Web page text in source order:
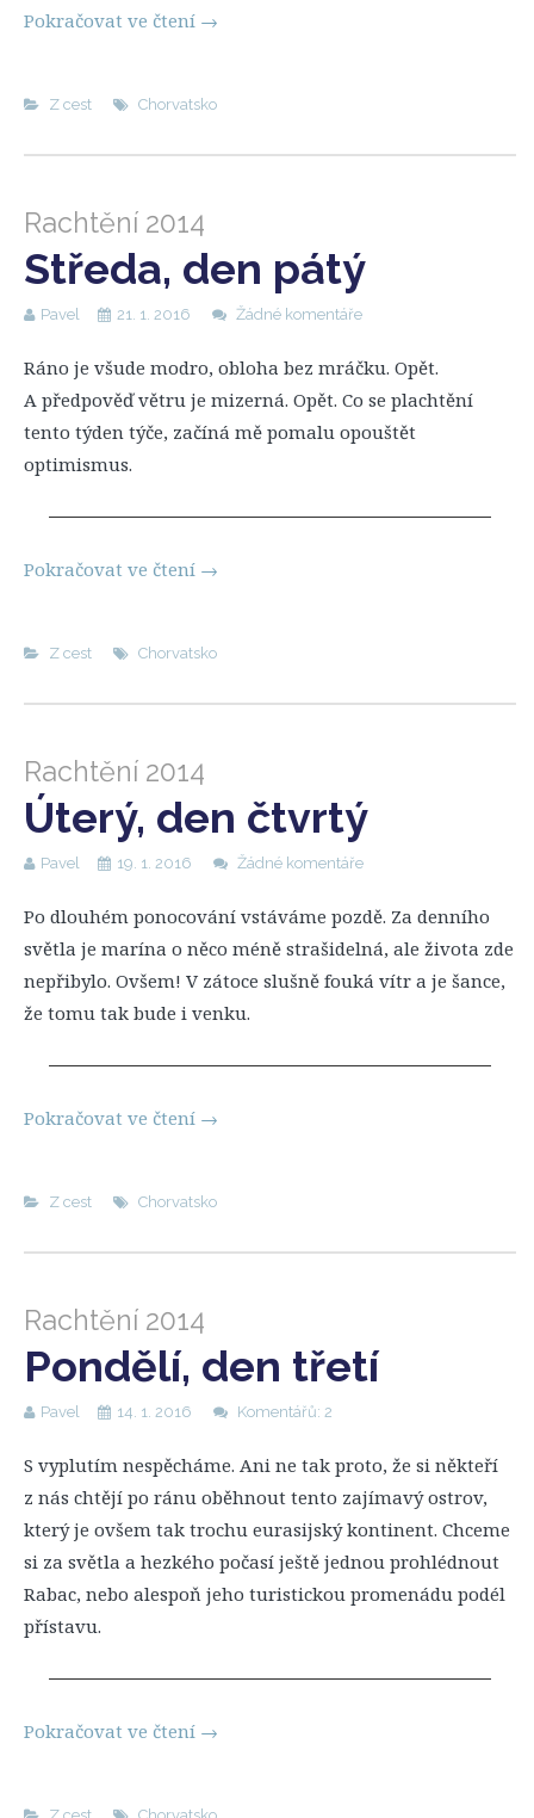
Pokračovat ve čtení →
Z cest Chorvatsko
Rachtění 2014
Středa, den pátý
Pavel 21. 1. 2016 Žádné komentáře
Ráno je všude modro, obloha bez mráčku. Opět.
A předpověď větru je mizerná. Opět. Co se plachtění
tento týden týče, začíná mě pomalu opouštět
optimismus.
Pokračovat ve čtení →
Z cest Chorvatsko
Rachtění 2014
Úterý, den čtvrtý
Pavel 19. 1. 2016 Žádné komentáře
Po dlouhém ponocování vstáváme pozdě. Za denního
světla je marína o něco méně strašidelná, ale života zde
nepřibylo. Ovšem! V zátoce slušně fouká vítr a je šance,
že tomu tak bude i venku.
Pokračovat ve čtení →
Z cest Chorvatsko
Rachtění 2014
Pondělí, den třetí
Pavel 14. 1. 2016 Komentářů: 2
S vyplutím nespěcháme. Ani ne tak proto, že si někteří
z nás chtějí po ránu oběhnout tento zajímavý ostrov,
který je ovšem tak trochu eurasijský kontinent. Chceme
si za světla a hezkého počasí ještě jednou prohlédnout
Rabac, nebo alespoň jeho turistickou promenádu podél
přístavu.
Pokračovat ve čtení →